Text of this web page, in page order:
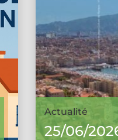
Actualité
25/06/